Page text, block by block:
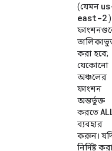
(যেমন
east-2)
করা হবে;
যেকোনো
অঞ্চলের
ফাংশন
অন্তর্ভুক্ত
করতে
ব্যবহার
করুন।
নির্দিষ্ট